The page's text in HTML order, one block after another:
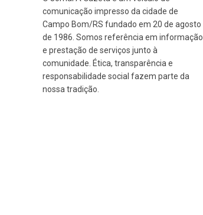
comunicação impresso da cidade de
Campo Bom/RS fundado em 20 de agosto
de 1986. Somos referência em informação
e prestação de serviços junto à
comunidade. Ética, transparência e
responsabilidade social fazem parte da
nossa tradição.